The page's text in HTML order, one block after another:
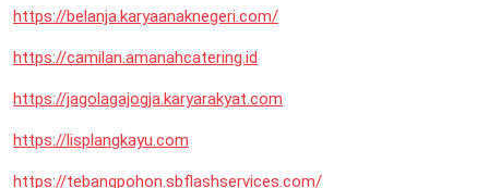
https://belanja.karyaanaknegeri.com/
https://camilan.amanahcatering.id
https://jagolagajogja.karyarakyat.com
https://lisplangkayu.com
https://tebangpohon.sbflashservices.com/